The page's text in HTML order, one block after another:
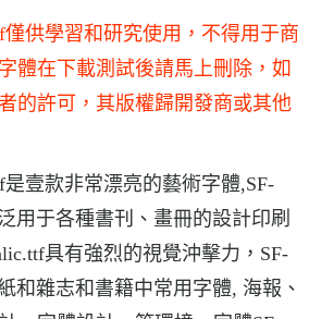
僅供學習和研究使用，不得用于商
體在下載測試後請馬上刪除，如
的許可，其版權歸開發商或其他
是壹款非常漂亮的藝術字體,SF-
用于各種書刊、畫冊的設計印刷
具有強烈的視覺沖擊力，SF-
和雜志和書籍中常用字體, 海報、